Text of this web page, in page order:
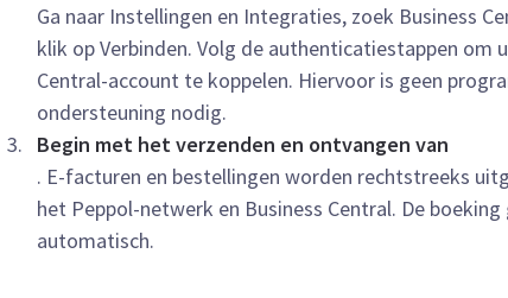
Ga naar Instellingen en Integraties, zoek Business
klik op Verbinden. Volg de authenticatiestappen om
Central-account te koppelen. Hiervoor is geen
ondersteuning nodig.
Begin met het verzenden en ontvangen van
. E-facturen en bestellingen worden rechtstreeks
het Peppol-netwerk en Business Central. De boeking
automatisch.